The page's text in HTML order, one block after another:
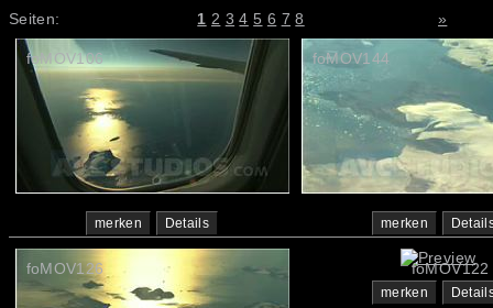
Seiten: 1 2 3 4 5 6 7 8 »
foMOV106
merken Details
foMOV144
merken
foMOV126 foMOV122
merken